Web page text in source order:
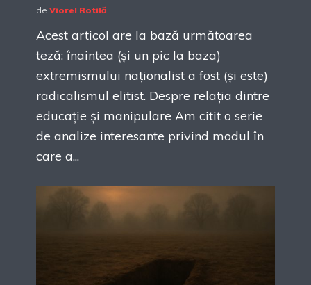
de Viorel Rotilă
Acest articol are la bază următoarea
teză: înaintea (și un pic la baza)
extremismului naționalist a fost (și este)
radicalismul elitist. Despre relația dintre
educație și manipulare Am citit o serie
de analize interesante privind modul în
care a...